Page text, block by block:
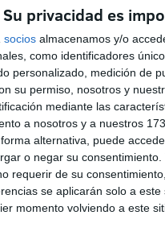
Su privacidad es
socios almacenamos y/o
como identificadores
personalizado, medición de
su permiso, nosotros y
mediante las
a nosotros y a nuestros
alternativa, puede
o negar su consentimiento.
requerir de su
se aplicarán solo a
momento volviendo a este
tras el
de Francia a
más a su favor en la